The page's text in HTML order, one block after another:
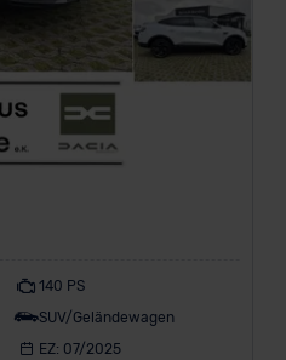
140 PS
SUV/Geländewagen
EZ: 07/2025